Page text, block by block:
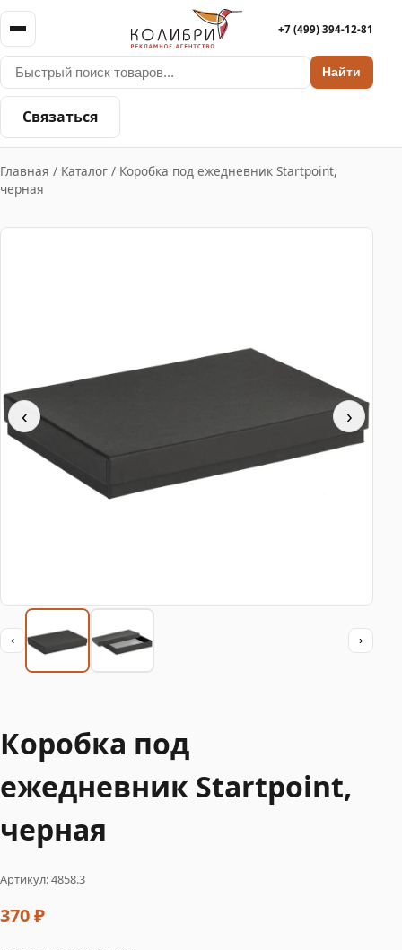
Найти
+7 (499) 394-12-81
Связаться
Главная / Каталог / Коробка под ежедневник Startpoint,
черная
‹ ›
‹ ›
Коробка под
ежедневник Startpoint,
черная
Артикул: 4858.3
370 ₽